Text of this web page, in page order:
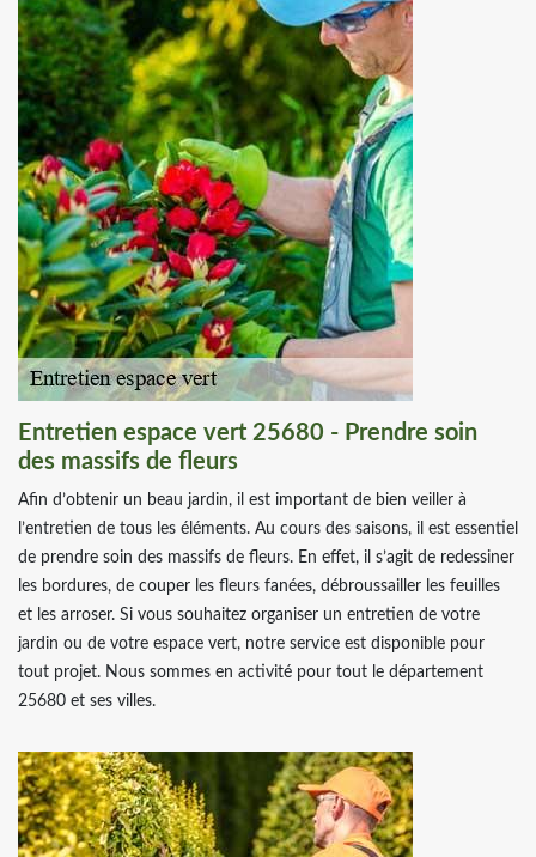
Entretien espace vert 25680 - Prendre soin
des massifs de fleurs
Afin d’obtenir un beau jardin, il est important de bien veiller à
l’entretien de tous les éléments. Au cours des saisons, il est essentiel
de prendre soin des massifs de fleurs. En effet, il s’agit de redessiner
les bordures, de couper les fleurs fanées, débroussailler les feuilles
et les arroser. Si vous souhaitez organiser un entretien de votre
jardin ou de votre espace vert, notre service est disponible pour
tout projet. Nous sommes en activité pour tout le département
25680 et ses villes.